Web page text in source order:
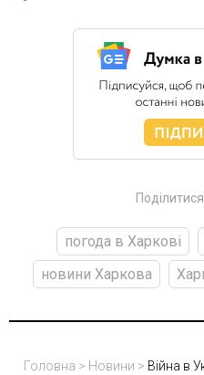
Поділитися
погода в Харкові
новини Харкова
Головна > Новини > Війна в